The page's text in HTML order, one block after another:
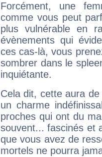
Forcément, une
comme vous peut
plus vulnérable en
évènements qui
ces cas-là, vous
sombrer dans le
inquiétante.
Cela dit, cette aura
un charme
proches qui ont du
souvent... fascinés et
que vous avez de
mortels ne pourra